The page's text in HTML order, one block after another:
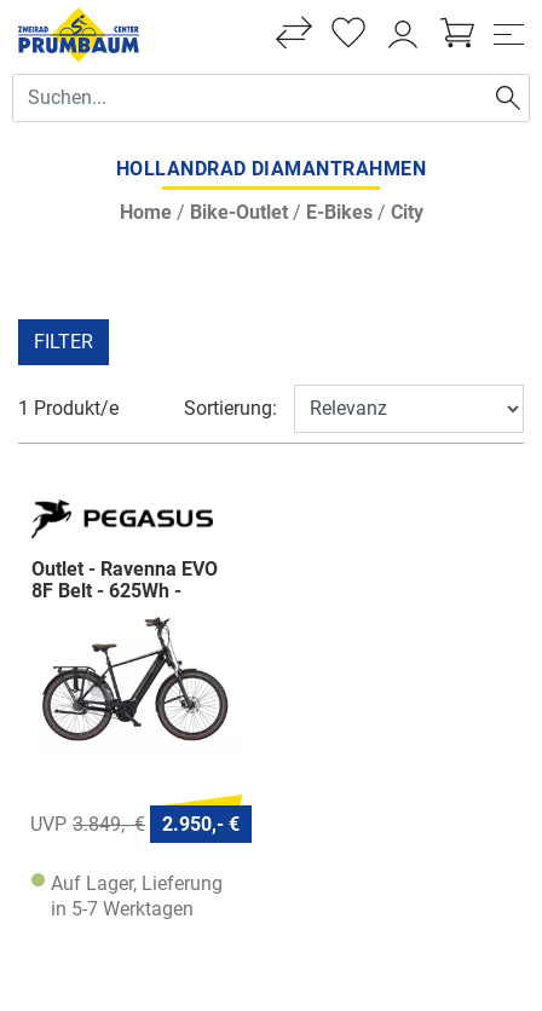
HOLLANDRAD DIAMANTRAHMEN
Home/ Bike-Outlet/ E-Bikes/ City
FILTER
1 Produkt/e Sortierung:
Outlet - Ravenna EVO
8F Belt - 625Wh -
3.849,- € 2.950,- €
Auf Lager, Lieferung
in 5-7 Werktagen